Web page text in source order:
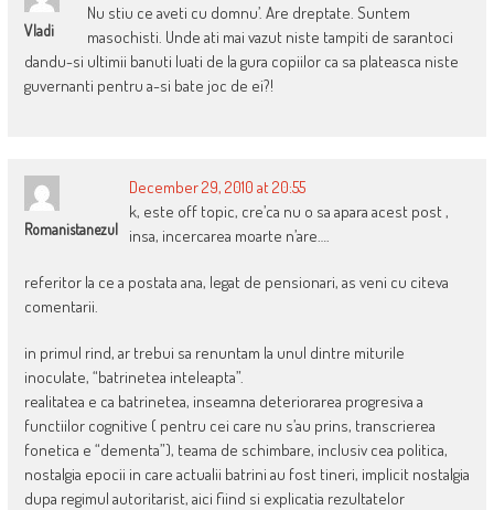
Vladi
Nu stiu ce aveti cu domnu’. Are dreptate. Suntem
masochisti. Unde ati mai vazut niste tampiti de sarantoci
dandu-si ultimii banuti luati de la gura copiilor ca sa plateasca niste
guvernanti pentru a-si bate joc de ei?!
Romanistanezul
December 29, 2010 at 20:55
k, este off topic, cre’ca nu o sa apara acest post ,
insa, incercarea moarte n’are….
referitor la ce a postata ana, legat de pensionari, as veni cu citeva
comentarii.
in primul rind, ar trebui sa renuntam la unul dintre miturile
inoculate, “batrinetea inteleapta”.
realitatea e ca batrinetea, inseamna deteriorarea progresiva a
functiilor cognitive ( pentru cei care nu s’au prins, transcrierea
fonetica e “dementa”), teama de schimbare, inclusiv cea politica,
nostalgia epocii in care actualii batrini au fost tineri, implicit nostalgia
dupa regimul autoritarist, aici fiind si explicatia rezultatelor